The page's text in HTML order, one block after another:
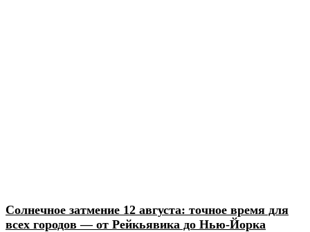
Солнечное затмение 12 августа: точное время для
всех городов — от Рейкьявика до Нью-Йорка